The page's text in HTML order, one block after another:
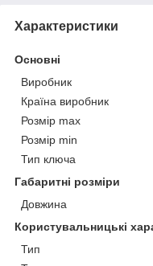
Характеристики
Основні
Виробник
Країна виробник
Розмір max
Розмір min
Тип ключа
Габаритні розміри
Довжина
Користувальницькі
Тип